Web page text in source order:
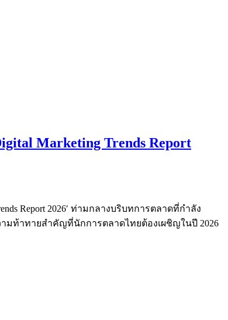
Marketing Trends Report
Report 2026′ ท่ามกลางบริบทการตลาดที่กำลัง
มท้าทายสำคัญที่นักการตลาดไทยต้องเผชิญในปี 2026